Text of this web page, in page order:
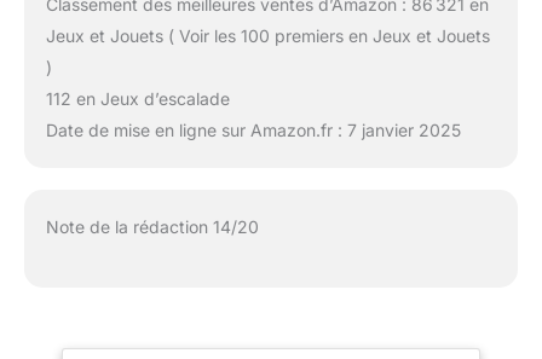
Jeux et Jouets ( Voir les 100 premiers en Jeux et Jouets
)
112 en Jeux d’escalade
Date de mise en ligne sur Amazon.fr : 7 janvier 2025
Note de la rédaction 14/20